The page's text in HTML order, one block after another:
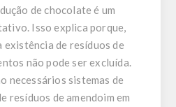
de chocolate é um
Isso explica porque,
existência de resíduos de
não pode ser excluída.
necessários sistemas de
resíduos de amendoim em